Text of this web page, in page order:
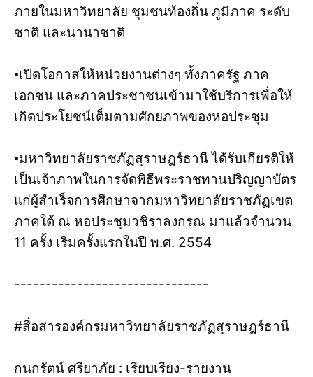
ภายในมหาวิทยาลัย ชุมชนท้องถิ่น ภูมิภาค ระดับ
ชาติ และนานาชาติ
▪️เปิดโอกาสให้หน่วยงานต่างๆ ทั้งภาครัฐ ภาค
เอกชน และภาคประชาชนเข้ามาใช้บริการเพื่อให้
เกิดประโยชน์เต็มตามศักยภาพของหอประชุม
▪️มหาวิทยาลัยราชภัฏสุราษฎร์ธานี ได้รับเกียรติให้
เป็นเจ้าภาพในการจัดพิธีพระราชทานปริญญาบัตร
แก่ผู้สำเร็จการศึกษาจากมหาวิทยาลัยราชภัฏเขต
ภาคใต้ ณ หอประชุมวชิราลงกรณ มาแล้วจำนวน
11 ครั้ง เริ่มครั้งแรกในปี พ.ศ. 2554
-------------------------------
#สื่อสารองค์กรมหาวิทยาลัยราชภัฏสุราษฎร์ธานี
กนกรัตน์ ศรียาภัย : เรียบเรียง-รายงาน